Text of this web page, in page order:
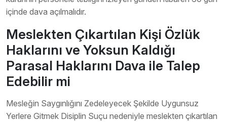
içinde dava açılmalıdır.
Meslekten Çıkartılan Kişi Özlük
Haklarını ve Yoksun Kaldığı
Parasal Haklarını Dava ile Talep
Edebilir mi
Mesleğin Saygınlığını Zedeleyecek Şekilde Uygunsuz
Yerlere Gitmek Disiplin Suçu nedeniyle meslekten çıkartılan